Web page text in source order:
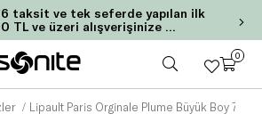
6 taksit ve tek seferde yapılan ilk
25.000 TL ve üzeri alışverişinize
TL Chip-Para!
0
Lipault Paris Orginale Plume Büyük Boy 72